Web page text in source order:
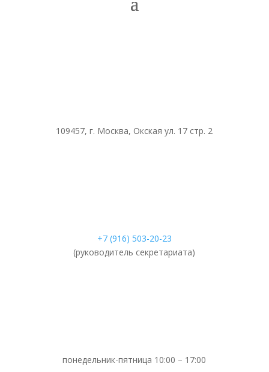
109457, г. Москва, Окская ул. 17 стр. 2
+7 (916) 503-20-23
(руководитель секретариата)
понедельник-пятница 10:00 – 17:00